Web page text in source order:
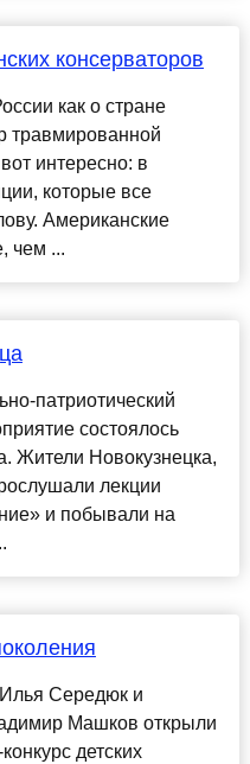
консерваторов
как о стране
травмированной
интересно: в
которые все
Американские
чем ...
патриотический
состоялось
Жители Новокузнецка,
лекции
и побывали на
Илья Середюк и
Машков открыли
детских